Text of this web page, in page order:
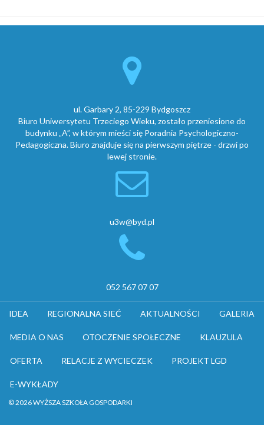
ul. Garbary 2, 85-229 Bydgoszcz
Biuro Uniwersytetu Trzeciego Wieku, zostało przeniesione do
budynku „A”, w którym mieści się Poradnia Psychologiczno-
Pedagogiczna. Biuro znajduje się na pierwszym piętrze - drzwi po
lewej stronie.
u3w@byd.pl
052 567 07 07
IDEA REGIONALNA SIEĆ AKTUALNOŚCI GALERIA
MEDIA O NAS OTOCZENIE SPOŁECZNE KLAUZULA
OFERTA RELACJE Z WYCIECZEK PROJEKT LGD
E-WYKŁADY
© 2026 WYŻSZA SZKOŁA GOSPODARKI